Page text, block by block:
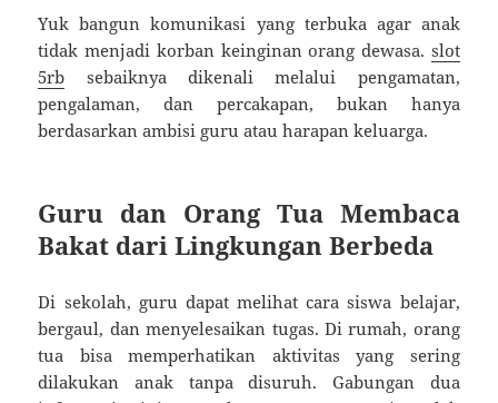
Yuk bangun komunikasi yang terbuka agar anak
tidak menjadi korban keinginan orang dewasa. slot
5rb sebaiknya dikenali melalui pengamatan,
pengalaman, dan percakapan, bukan hanya
berdasarkan ambisi guru atau harapan keluarga.
Guru dan Orang Tua Membaca
Bakat dari Lingkungan Berbeda
Di sekolah, guru dapat melihat cara siswa belajar,
bergaul, dan menyelesaikan tugas. Di rumah, orang
tua bisa memperhatikan aktivitas yang sering
dilakukan anak tanpa disuruh. Gabungan dua